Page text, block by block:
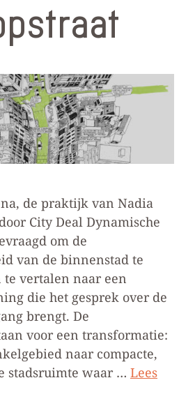
de praktijk van Nadia
City Deal Dynamische
om de
van de binnenstad te
te vertalen naar een
die het gesprek over de
brengt. De
voor een transformatie:
naar compacte,
stadsruimte waar … Lees